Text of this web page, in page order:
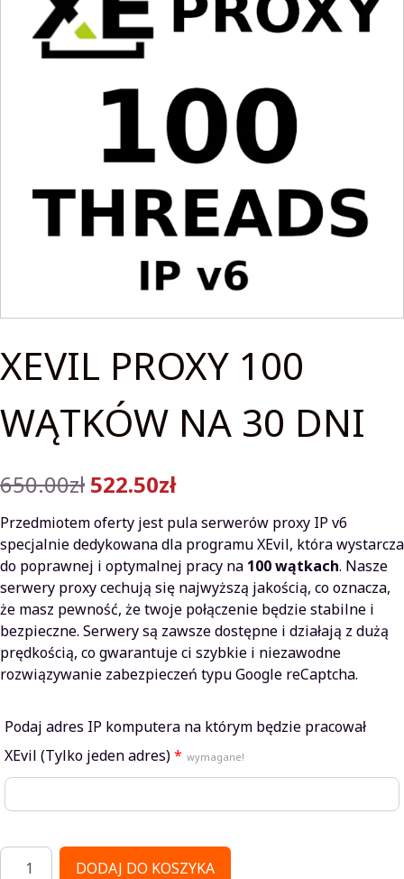
XEVIL PROXY 100
WĄTKÓW NA 30 DNI
650.00zł Pierwotna
cena
wynosiła:
650.00zł.
522.50złAktualna
cena
wynosi:
522.50zł.
Przedmiotem oferty jest pula serwerów proxy IP v6
specjalnie dedykowana dla programu XEvil, która wystarcza
do poprawnej i optymalnej pracy na 100 wątkach. Nasze
serwery proxy cechują się najwyższą jakością, co oznacza,
że ​​masz pewność, że twoje połączenie będzie stabilne i
bezpieczne. Serwery są zawsze dostępne i działają z dużą
prędkością, co gwarantuje ci szybkie i niezawodne
rozwiązywanie zabezpieczeń typu Google reCaptcha.
Podaj adres IP komputera na którym będzie pracował
XEvil (Tylko jeden adres)* wymagane!
ilość
XEvil
DODAJ DO KOSZYKA